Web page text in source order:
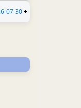
07-30+